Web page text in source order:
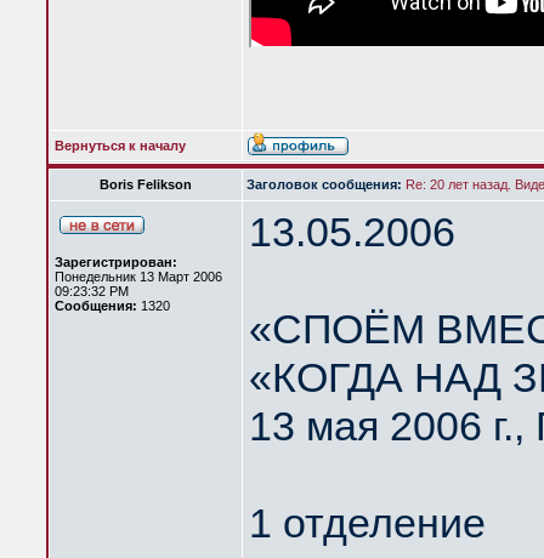
Вернуться к началу
Boris Felikson Заголовок сообщения: Re: 20 лет назад.
Зарегистрирован:
Понедельник 13 Март 2006
09:23:32 PM
Сообщения: 1320
13.05.2006
«СПОЁМ
«КОГДА НАД
13 мая 2006 г.,
1 отделение